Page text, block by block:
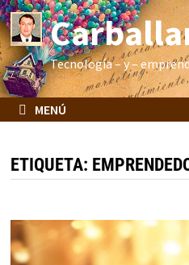
Saltar
al
contenido
Tecnología – y –
MENÚ
ETIQUETA: